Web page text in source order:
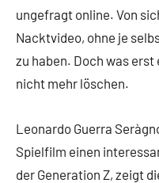
ungefragt online. Von
Nacktvideo, ohne je
zu haben. Doch was
nicht mehr löschen.
Leonardo Guerra
Spielfilm einen
der Generation Z, zeigt